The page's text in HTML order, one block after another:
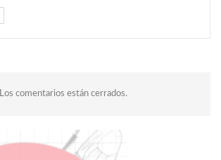
Los comentarios están cerrados.